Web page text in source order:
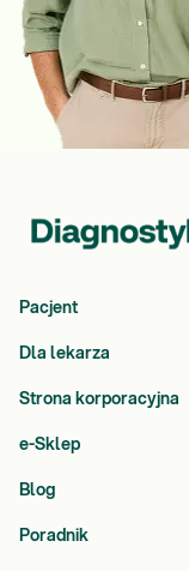
Pacjent
Dla lekarza
Strona korporacyjna
e-Sklep
Blog
Poradnik